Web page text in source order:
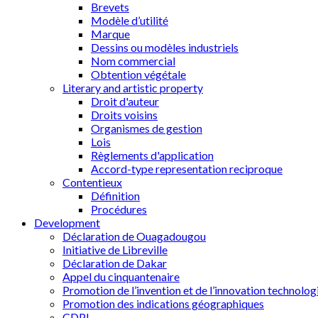
Brevets
Modèle d’utilité
Marque
Dessins ou modèles industriels
Nom commercial
Obtention végétale
Literary and artistic property
Droit d'auteur
Droits voisins
Organismes de gestion
Lois
Règlements d'application
Accord-type representation reciproque
Contentieux
Définition
Procédures
Development
Déclaration de Ouagadougou
Initiative de Libreville
Déclaration de Dakar
Appel du cinquantenaire
Promotion de l’invention et de l’innovation
Promotion des indications géographiques